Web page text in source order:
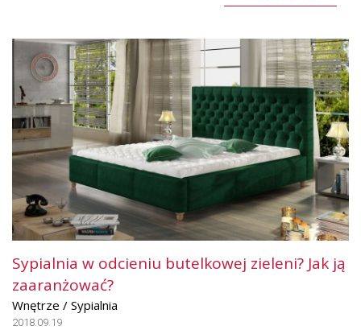
Sypialnia w odcieniu butelkowej zieleni? Jak ją
zaaranżować?
Wnętrze / Sypialnia
2018.09.19